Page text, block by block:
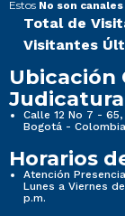
Estos No son
Total de
Visitantes
Ubicación
Calle 12 No 7 -
Bogotá - Colombia
Horarios
Atención
Lunes a Viernes
p.m.